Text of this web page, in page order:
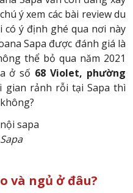
ý xem các bài review du
có ý định ghé qua nơi này
Sapa được đánh giá là
thể bỏ qua năm 2021
ở số 68 Violet, phường
gian rảnh rỗi tại Sapa thì
và ngủ ở đâu?